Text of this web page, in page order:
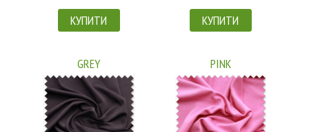
КУПИТИ КУПИТИ
GREY PINK